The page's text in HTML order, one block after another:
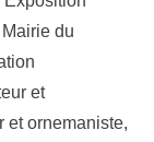
du
et
et ornemaniste,